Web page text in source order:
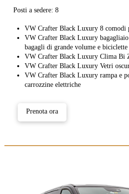
Posti a sedere: 8
VW Crafter Black Luxury 8 comodi
VW Crafter Black Luxury bagagliaio
bagagli di grande volume e biciclette
VW Crafter Black Luxury Clima Bi
VW Crafter Black Luxury Vetri
VW Crafter Black Luxury rampa e
carrozzine elettriche
Prenota ora